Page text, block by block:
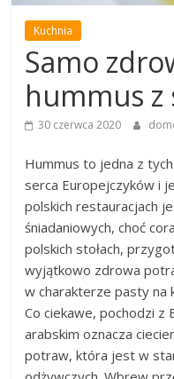
Kuchnia
Samo
hummus z
30 czerwca 2020
Hummus to jedna z
serca Europejczyków i
polskich restauracjach
śniadaniowych, choć
polskich stołach,
wyjątkowo zdrowa
w charakterze pasty na
Co ciekawe, pochodzi z
arabskim oznacza
potraw, która jest w